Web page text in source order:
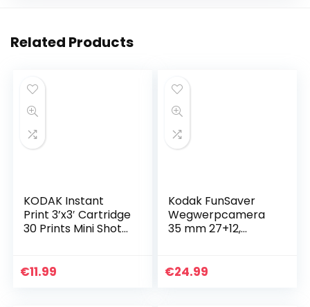
Related Products
KODAK Instant
Print 3’x3′ Cartridge
30 Prints Mini Shot
€11.99
Kodak FunSaver
Wegwerpcamera
35 mm 27+12,
€24.99